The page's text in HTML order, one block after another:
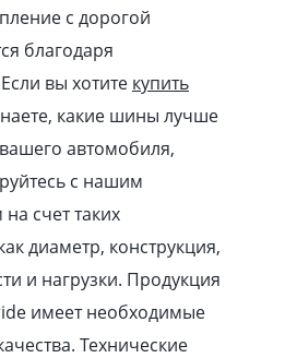
с дорогой
благодаря
вы хотите купить
какие шины лучше
автомобиля,
с нашим
счет таких
диаметр, конструкция,
и нагрузки. Продукция
имеет необходимые
Технические